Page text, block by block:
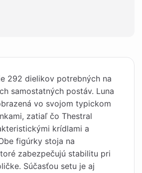
292 dielikov potrebných na
samostatných postáv. Luna
vo svojom typickom
zatiaľ čo Thestral
krídlami a
figúrky stoja na
zabezpečujú stabilitu pri
Súčasťou setu je aj